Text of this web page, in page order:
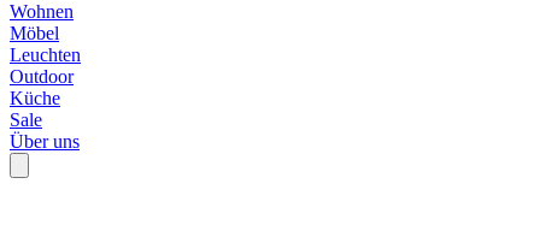
Wohnen
Möbel
Leuchten
Outdoor
Küche
Sale
Über uns